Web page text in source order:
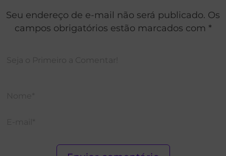
Seu endereço de e-mail não será publicado. Os
campos obrigatórios estão marcados com *